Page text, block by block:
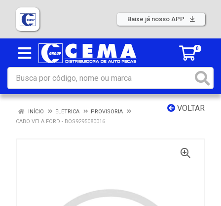
Baixe já nosso APP
0
VOLTAR
INÍCIO ELETRICA
PROVISORIA
CABO VELA FORD - BOS9295080016